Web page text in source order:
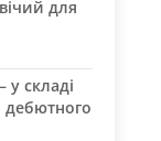
для
у складі
дебютного